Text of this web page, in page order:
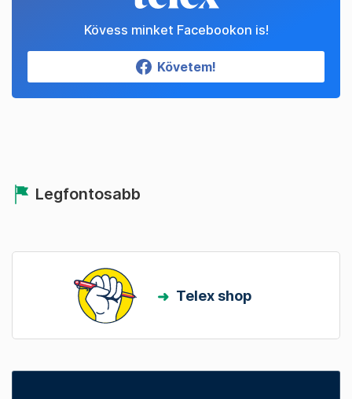
Kövess minket Facebookon is!
Követem!
Legfontosabb
Telex shop